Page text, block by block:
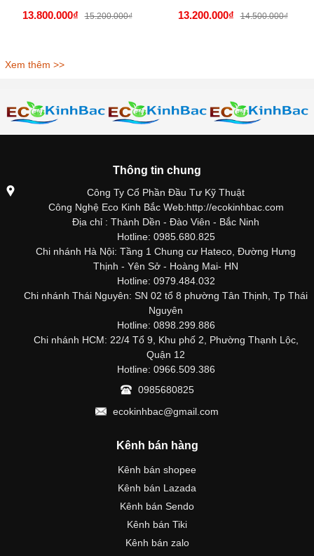
13.800.000₫ 15.200.000₫ 13.200.000₫ 14.500.000₫
Xem thêm >>
Thông tin chung
Công Ty Cổ Phần Đầu Tư Kỹ Thuật
Công Nghệ Eco Kinh Bắc Web:http://ecokinhbac.com
Địa chỉ : Thành Dền - Đào Viên - Bắc Ninh
Hotline: 0985.680.825
Chi nhánh Hà Nội: Tầng 1 Chung cư Hateco, Đường Hưng
Thịnh - Yên Sở - Hoàng Mai- HN
Hotline: 0979.484.032
Chi nhánh Thái Nguyên: SN 02 tổ 8 phường Tân Thịnh, Tp Thái
Nguyên
Hotline: 0898.299.886
Chi nhánh HCM: 22/4 Tổ 9, Khu phố 2, Phường Thạnh Lộc,
Quận 12
Hotline: 0966.509.386
0985680825
ecokinhbac@gmail.com
Kênh bán hàng
Kênh bán shopee
Kênh bán Lazada
Kênh bán Sendo
Kênh bán Tiki
Kênh bán zalo